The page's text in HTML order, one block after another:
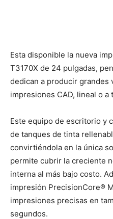
Esta disponible la nueva
T3170X de 24 pulgadas,
dedican a producir grandes
impresiones CAD, lineal o a
Este equipo de escritorio y
de tanques de tinta
convirtiéndola en la única
permite cubrir la creciente
interna al más bajo costo.
impresión PrecisionCore®
impresiones precisas en
segundos.